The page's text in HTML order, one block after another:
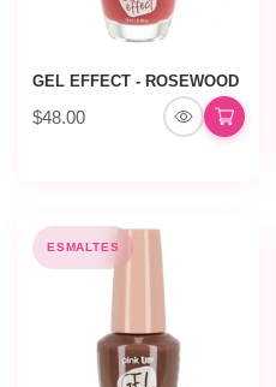
GEL EFFECT - ROSEWOOD
$48.00
ESMALTES